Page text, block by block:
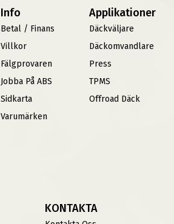
Info
Betal / Finans
Villkor
Fälgprovaren
Jobba På ABS
Sidkarta
Varumärken
Applikationer
Däckväljare
Däckomvandlare
Press
TPMS
Offroad Däck
KONTAKTA